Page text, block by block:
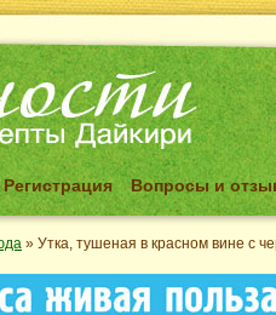
Регистрация Вопросы и
» Утка, тушеная в красном вине с